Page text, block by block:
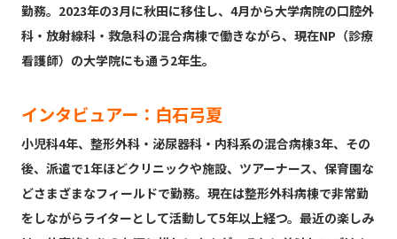
勤務。2023年の3月に秋田に移住し、4月から大学病院の口腔外
科・放射線科・救急科の混合病棟で働きながら、現在NP（診療
看護師）の大学院にも通う2年生。
インタビュアー：白石弓夏
小児科4年、整形外科・泌尿器科・内科系の混合病棟3年、その
後、派遣で1年ほどクリニックや施設、ツアーナース、保育園な
どさまざまなフィールドで勤務。現在は整形外科病棟で非常勤
をしながらライターとして活動して5年以上経つ。最近の楽しみ